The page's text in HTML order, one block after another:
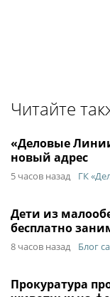
Читайте
«Деловые
новый адрес
5 часов назад ГК
Дети из
бесплатно
8 часов назад Блог
Прокуратура